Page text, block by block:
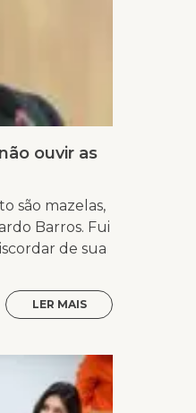
ouvir as
são mazelas,
Barros. Fui
de sua
LER MAIS